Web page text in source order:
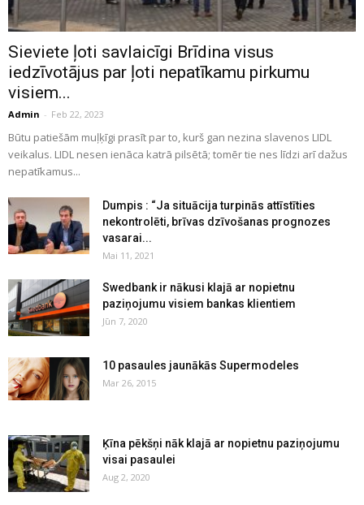
Sieviete ļoti savlaicīgi Brīdina visus
iedzīvotājus par ļoti nepatīkamu pirkumu
visiem...
Admin - Feb 22, 2023
Būtu patiešām muļķīgi prasīt par to, kurš gan nezina slavenos LIDL
veikalus. LIDL nesen ienāca katrā pilsētā; tomēr tie nes līdzi arī dažus
nepatīkamus...
Dumpis : “Ja situācija turpinās attīstīties
nekontrolēti, brīvas dzīvošanas prognozes
vasarai...
Mai 11, 2021
Swedbank ir nākusi klajā ar nopietnu
paziņojumu visiem bankas klientiem
Jūn 7, 2020
10 pasaules jaunākās Supermodeles
Mar 26, 2015
Ķīna pēkšņi nāk klajā ar nopietnu paziņojumu
visai pasaulei
Aug 2, 2020